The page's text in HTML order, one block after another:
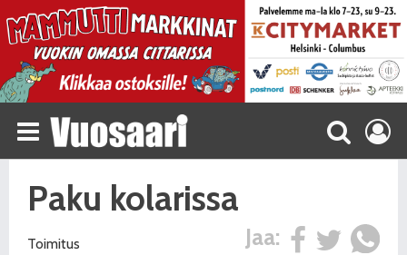
Paku kolarissa
Jaa:
Toimitus